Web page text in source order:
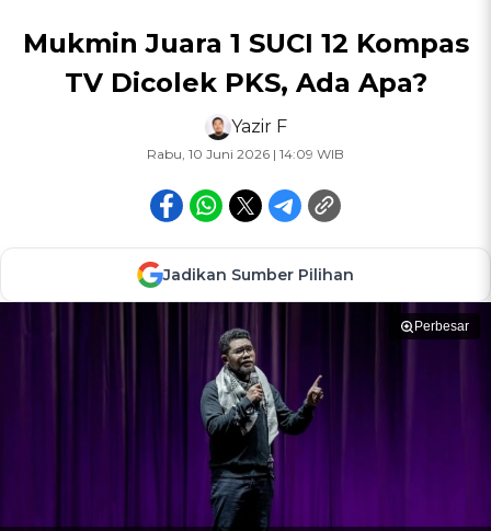
Mukmin Juara 1 SUCI 12 Kompas
TV Dicolek PKS, Ada Apa?
Yazir F
Rabu, 10 Juni 2026 | 14:09 WIB
Jadikan Sumber Pilihan
Perbesar